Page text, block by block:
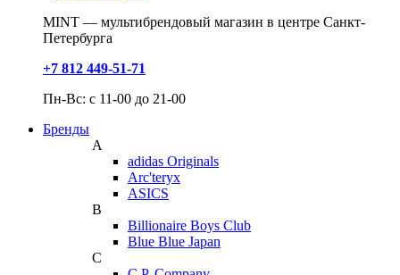
MINT — мультибрендовый магазин в центре Санкт-
Петербурга
+7 812 449-51-71
Пн-Вс: с 11-00 до 21-00
Бренды
A
adidas Originals
Arc'teryx
ASICS
B
Billionaire Boys Club
Blue Blue Japan
C